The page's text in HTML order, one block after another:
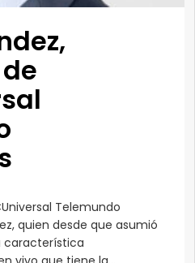
Telemundo
quien desde que asumió
característica